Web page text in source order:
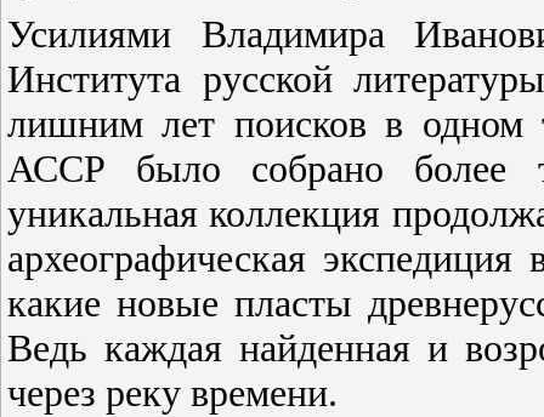
Усилиями Владимира
Института русской
лишним лет поисков в одном
АССР было собрано более
уникальная коллекция
археографическая
какие новые пласты
Ведь каждая найденная и
через реку времени.